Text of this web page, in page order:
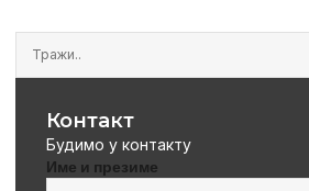
Контакт
Будимо у контакту
Име и презиме